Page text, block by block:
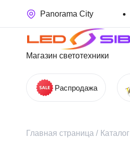
Panorama City
Магазин светотехники
Распродажа
Главная страница / Каталог